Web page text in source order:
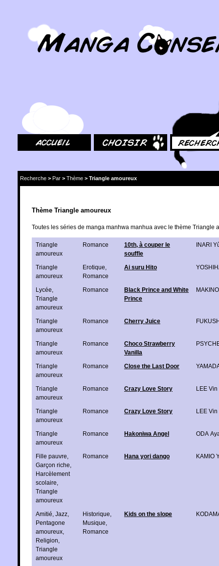
Recherche > Par > Thème > Triangle amoureux
Thème Triangle amoureux
Toutes les séries de manga manhwa manhua avec le thème Triangle
Triangle
amoureux
Romance
10th, à couper le
souffle
INARI
Triangle
amoureux
Erotique
Romance
Ai suru Hito
Lycée
Triangle
amoureux
Romance
Black Prince and White
Prince
MAKINO
Triangle
amoureux
Romance Cherry Juice
Triangle
amoureux
Romance
Choco Strawberry
Vanilla
Triangle
amoureux
Romance Close the Last Door
Triangle
amoureux
Romance Crazy Love Story LEE Vin
Triangle
amoureux
Romance Crazy Love Story LEE Vin
Triangle
amoureux
Romance Hakoniwa Angel ODA
Fille pauvre
Garçon riche
Harcèlement
scolaire
Triangle
amoureux
Romance Hana yori dango KAMIO
Amitié Jazz
Pentagone
amoureux
Religion
Triangle
amoureux
Historique
Musique
Romance
Kids on the slope